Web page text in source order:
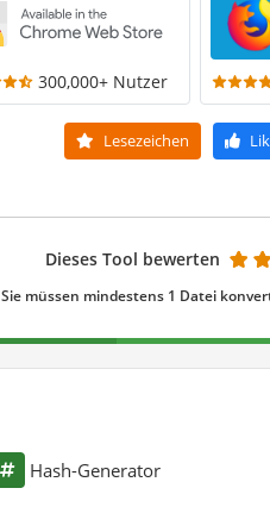
300,000+ Nutzer
Lesezeichen
Dieses Tool bewerten
Sie müssen mindestens 1 Datei
Hash-Generator